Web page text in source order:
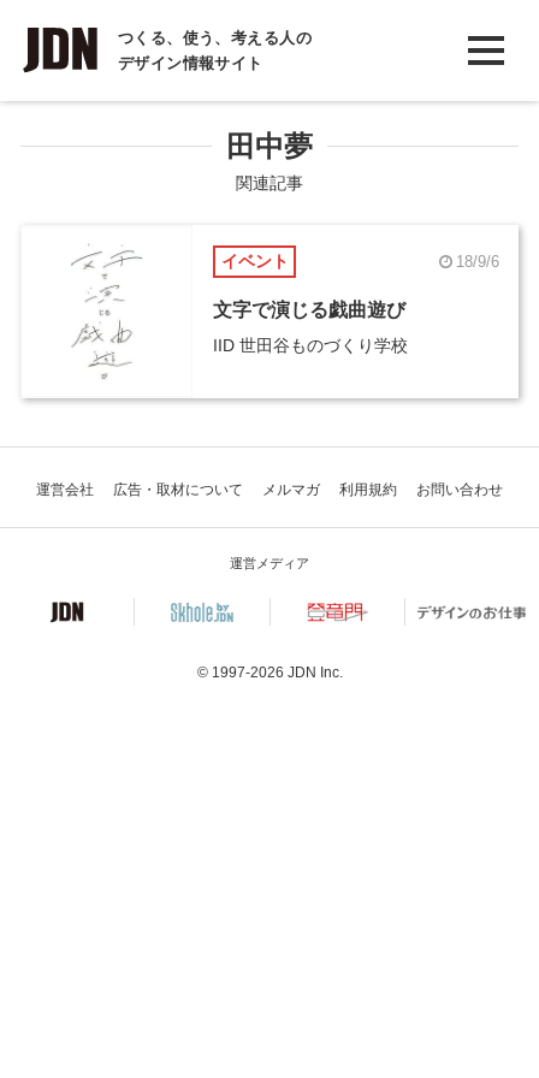
つくる、使う、考える人の
デザイン情報サイト
INTERVIEW
インタビュー
コラム
田中夢
関連記事
イベント 18/9/6
文字で演じる戯曲遊び
IID 世田谷ものづくり学校
運営会社 広告・取材について メルマガ 利用規約 お問い合わせ
運営メディア
© 1997-2026 JDN Inc.